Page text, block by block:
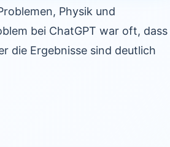
Physik und
bei ChatGPT war oft, dass
die Ergebnisse sind deutlich